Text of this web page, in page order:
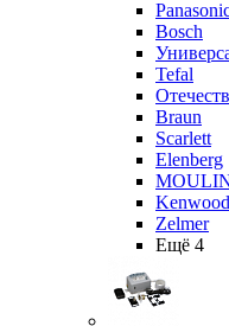
Bosch
Tefal
Braun
Scarlett
Elenberg
Kenwood
Zelmer
Ещё 4